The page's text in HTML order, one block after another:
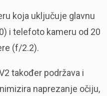
koja uključuje glavnu
i telefoto kameru od 20
(f/2.2).
također podržava i
naprezanje očiju,